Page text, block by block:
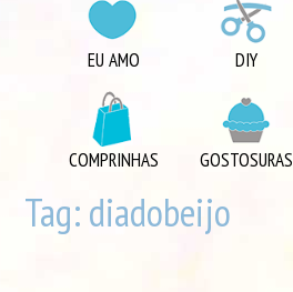
CATEGORIAS
COMPRINHAS
DIVERSOS
EU AMO
EU AMO DIY
COMPRINHAS GOSTOSURAS
Tag:diadobeijo